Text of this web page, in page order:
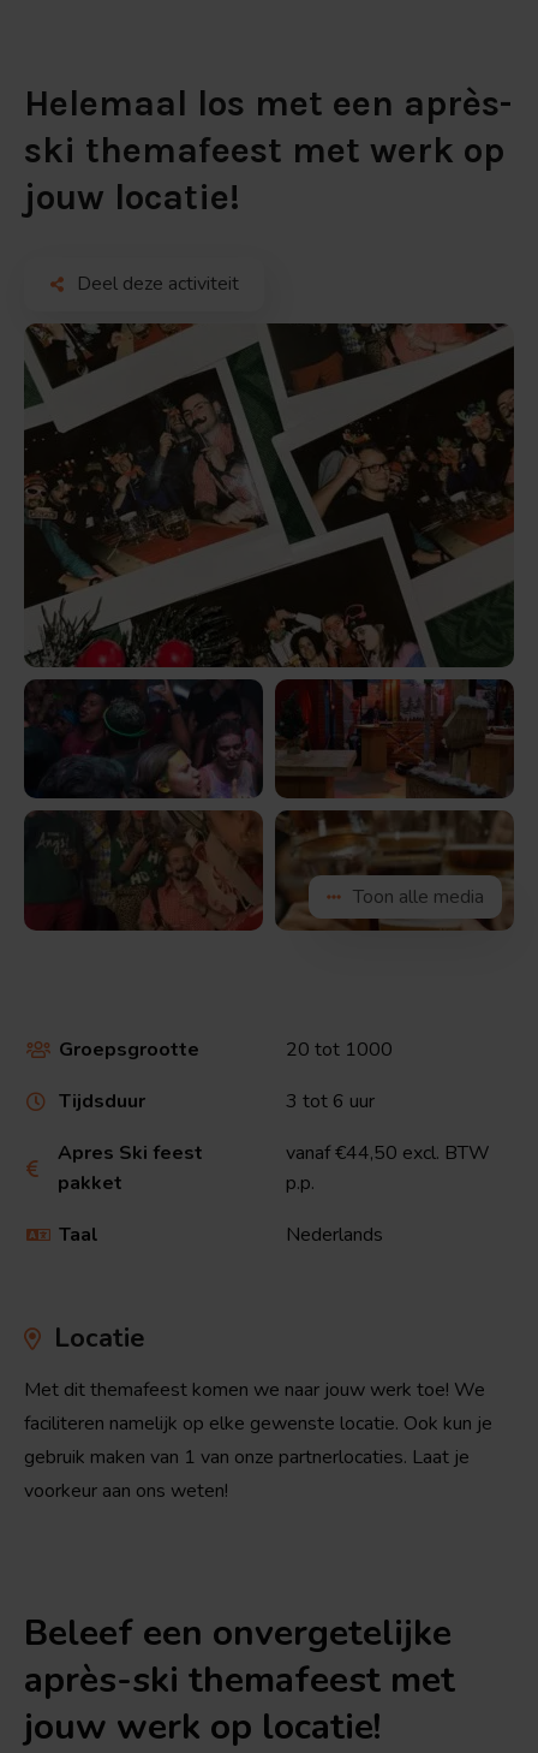
Helemaal los met een après-
ski themafeest met werk op
jouw locatie!
Deel deze activiteit
Bekijk
de
afbeelding
Bekijk
de
afbeelding
Bekijk
de
afbeelding
Bekijk
de
afbeelding
Bekijk
de
Toon alle media
 Groepsgrootte 20 tot 1000
 Tijdsduur 3 tot 6 uur

Apres Ski feest
pakket
vanaf €44,50 excl. BTW
p.p.
 Taal Nederlands
Locatie
Met dit themafeest komen we naar jouw werk toe! We
faciliteren namelijk op elke gewenste locatie. Ook kun je
gebruik maken van 1 van onze partnerlocaties. Laat je
voorkeur aan ons weten!
Beleef een onvergetelijke
après-ski themafeest met
jouw werk op locatie!